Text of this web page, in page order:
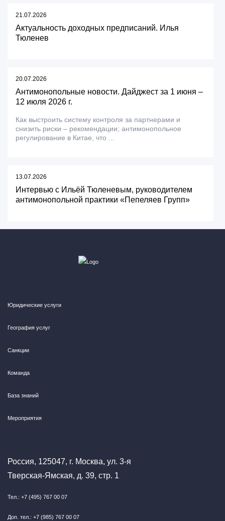
21.07.2026
Актуальность доходных предписаний. Илья
Тюленев
20.07.2026
Антимонопольные новости. Дайджест за 1 июня –
12 июля 2026 г.
Как выстроить систему контроля за партнерами и
снизить риски – рекомендации; антимонопольное
регулирование в Китае, что ...
13.07.2026
Интервью с Ильёй Тюленевым, руководителем
антимонопольной практики «Пепеляев Групп»
Юридические услуги
География услуг
Санкции
Команда
База знаний
Мероприятия
Россия, 125047, г. Москва, ул. 3-я
Тверская-Ямская, д. 39, стр. 1
Тел.: +7 (495) 767 00 07
Доп. тел.: +7 (985) 767 00 07